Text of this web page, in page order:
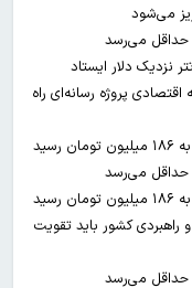
می‌شود
نزدیک دلار ایستاد
پروژه رسانه‌ای راه
راهبردی کشور باید تقویت